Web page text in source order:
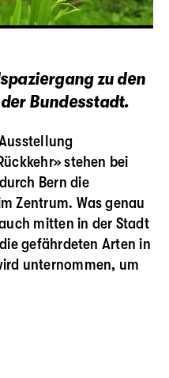
zu den
Bundesstadt.
stehen bei
Bern die
Zentrum. Was genau
mitten in der Stadt
gefährdeten Arten in
unternommen, um